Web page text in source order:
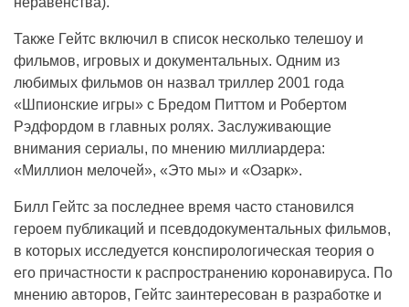
Также Гейтс включил в список несколько телешоу и
фильмов, игровых и документальных. Одним из
любимых фильмов он назвал триллер 2001 года
«Шпионские игры» с Бредом Питтом и Робертом
Рэдфордом в главных ролях. Заслуживающие
внимания сериалы, по мнению миллиардера:
«Миллион мелочей», «Это мы» и «Озарк».
Билл Гейтс за последнее время часто становился
героем публикаций и псевдодокументальных фильмов,
в которых исследуется конспирологическая теория о
его причастности к распространению коронавируса. По
мнению авторов, Гейтс заинтересован в разработке и